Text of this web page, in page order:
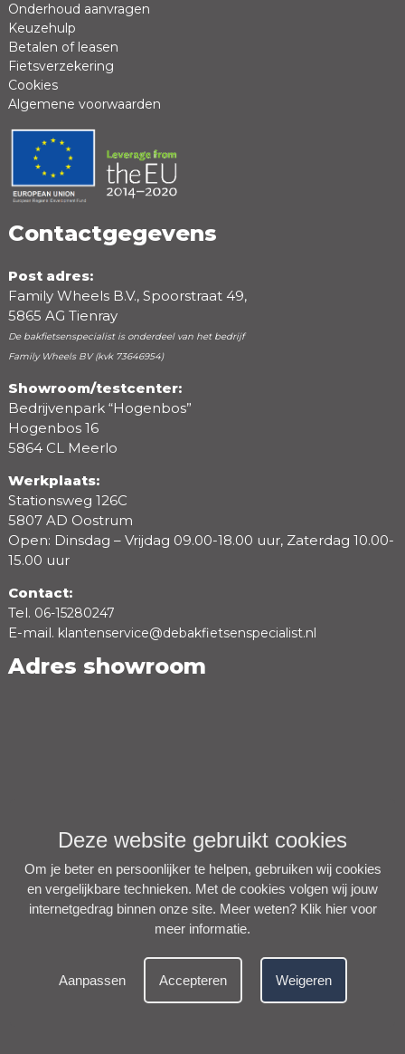
Positieve punten
Beoordeling
Onderhoud aanvragen
Keuzehulp
Betalen of leasen
Fietsverzekering
Cookies
Algemene voorwaarden
Contactgegevens
Post adres:
Family Wheels B.V., Spoorstraat 49,
5865 AG Tienray
De bakfietsenspecialist is onderdeel van het bedrijf
Family Wheels BV (kvk 73646954)
Showroom/testcenter:
Bedrijvenpark “Hogenbos”
Hogenbos 16
5864 CL Meerlo
Werkplaats:
Stationsweg 126C
5807 AD Oostrum
Open: Dinsdag – Vrijdag 09.00-18.00 uur, Zaterdag 10.00-
15.00 uur
Contact:
Tel. 06-15280247
E-mail. klantenservice@debakfietsenspecialist.nl
Adres showroom
Deze website gebruikt cookies
Om je beter en persoonlijker te helpen, gebruiken wij cookies
en vergelijkbare technieken. Met de cookies volgen wij jouw
internetgedrag binnen onze site. Meer weten? Klik hier voor
meer informatie.
Aanpassen Accepteren Weigeren